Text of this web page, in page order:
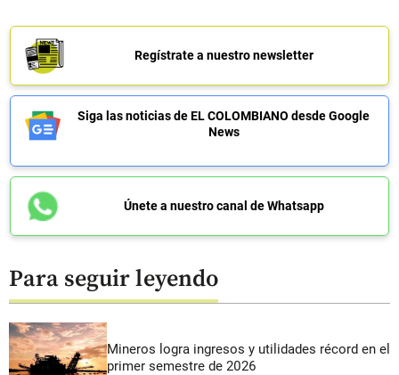
Regístrate a nuestro newsletter
Siga las noticias de EL COLOMBIANO desde Google
News
Únete a nuestro canal de Whatsapp
Para seguir leyendo
Mineros logra ingresos y utilidades récord en el
primer semestre de 2026